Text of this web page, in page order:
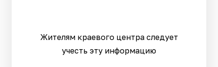
Жителям краевого центра следует
учесть эту информацию